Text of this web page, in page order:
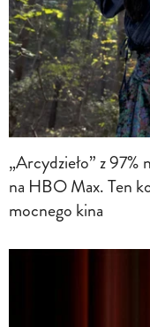
„Arcydzieło” z 97%
na HBO Max. Ten
mocnego kina